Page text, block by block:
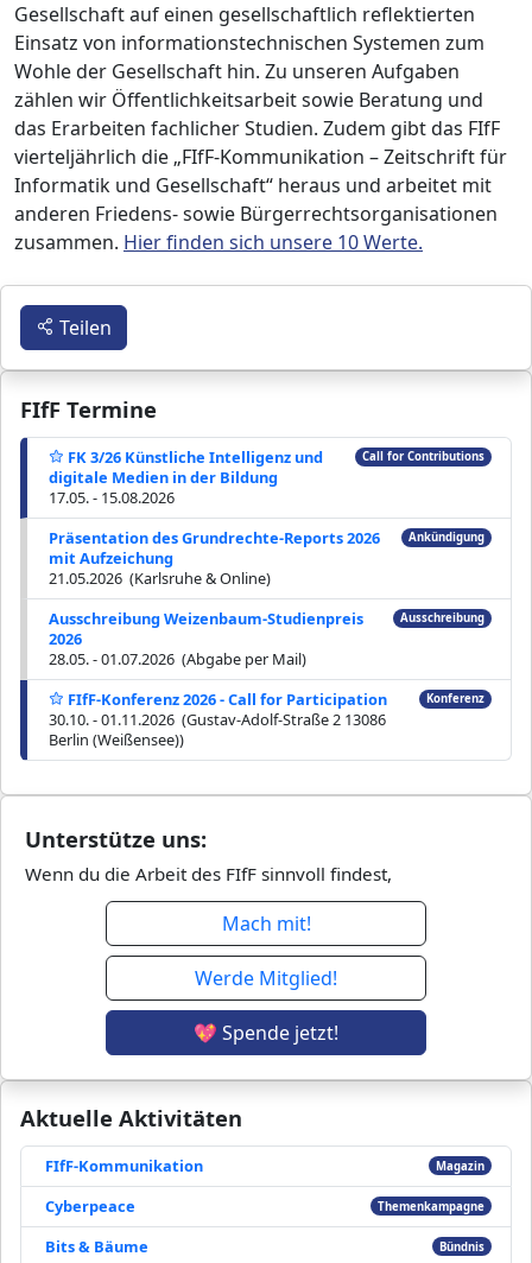
Gesellschaft auf einen gesellschaftlich reflektierten
Einsatz von informationstechnischen Systemen zum
Wohle der Gesellschaft hin. Zu unseren Aufgaben
zählen wir Öffentlichkeitsarbeit sowie Beratung und
das Erarbeiten fachlicher Studien. Zudem gibt das FIfF
vierteljährlich die „FIfF-Kommunikation – Zeitschrift für
Informatik und Gesellschaft“ heraus und arbeitet mit
anderen Friedens- sowie Bürgerrechtsorganisationen
zusammen. Hier finden sich unsere 10 Werte.
FIfF Termine
FK 3/26 Künstliche Intelligenz und
digitale Medien in der Bildung
17.05. - 15.08.2026
Call for Contributions
Präsentation des Grundrechte-Reports 2026
mit Aufzeichung
21.05.2026 (Karlsruhe & Online)
Ankündigung
Ausschreibung Weizenbaum-Studienpreis
2026
28.05. - 01.07.2026 (Abgabe per Mail)
Ausschreibung
FIfF-Konferenz 2026 - Call for Participation
30.10. - 01.11.2026 (Gustav-Adolf-Straße 2 13086
Berlin (Weißensee))
Konferenz
Aktuelle Aktivitäten
FIfF-Kommunikation Magazin
Cyberpeace Themenkampagne
Bits & Bäume Bündnis
Unterstütze uns:
Wenn du die Arbeit des FIfF sinnvoll findest,
Mach mit!
Werde Mitglied!
💖 Spende jetzt!
Teilen